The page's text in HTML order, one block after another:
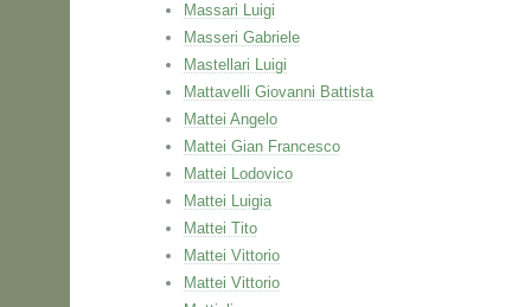
Massari Luigi
Masseri Gabriele
Mastellari Luigi
Mattavelli Giovanni Battista
Mattei Angelo
Mattei Gian Francesco
Mattei Lodovico
Mattei Luigia
Mattei Tito
Mattei Vittorio
Mattei Vittorio